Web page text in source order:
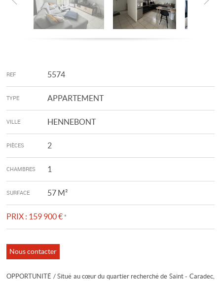
REF 5574
TYPE APPARTEMENT
VILLE HENNEBONT
PIÈCES 2
CHAMBRES 1
SURFACE 57 M²
PRIX : 159 900 €*
Nous contacter
OPPORTUNITÉ / Situé au cœur du quartier recherché de Saint - Caradec,